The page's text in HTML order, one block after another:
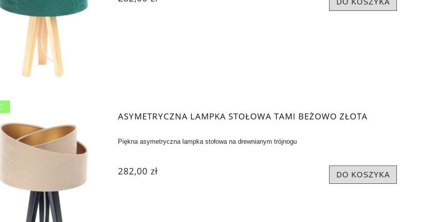
DO KOSZYKA
ASYMETRYCZNA LAMPKA STOŁOWA TAMI BEŻOWO ZŁOTA
Piękna asymetryczna lampka stołowa na drewnianym trójnogu
282,00 zł DO KOSZYKA